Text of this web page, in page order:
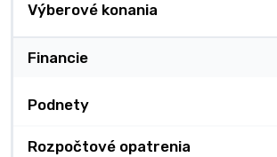
Výberové konania
Financie
Podnety
Rozpočtové opatrenia